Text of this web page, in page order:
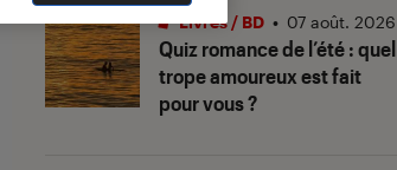
Quiz romance de l’été : quel
trope amoureux est fait
pour vous ?
Livres / BD • 07 août. 2026